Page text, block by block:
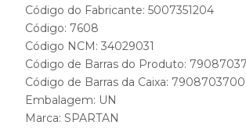
Código do Fabricante: 5007351204
Código: 7608
Código NCM: 34029031
Código de Barras do Produto:
Código de Barras da Caixa:
Embalagem: UN
Marca: SPARTAN